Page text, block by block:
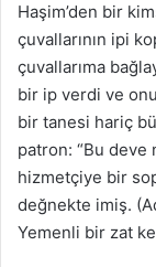
Haşim’den bir
çuvallarının ipi
çuvallarıma
bir ip verdi ve
bir tanesi hariç
patron: “Bu deve
hizmetçiye bir
değnekte imiş.
Yemenli bir zat